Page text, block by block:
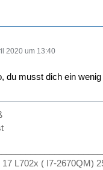
2020 um 13:40
du musst dich ein
17 L702x ( I7-2670QM)